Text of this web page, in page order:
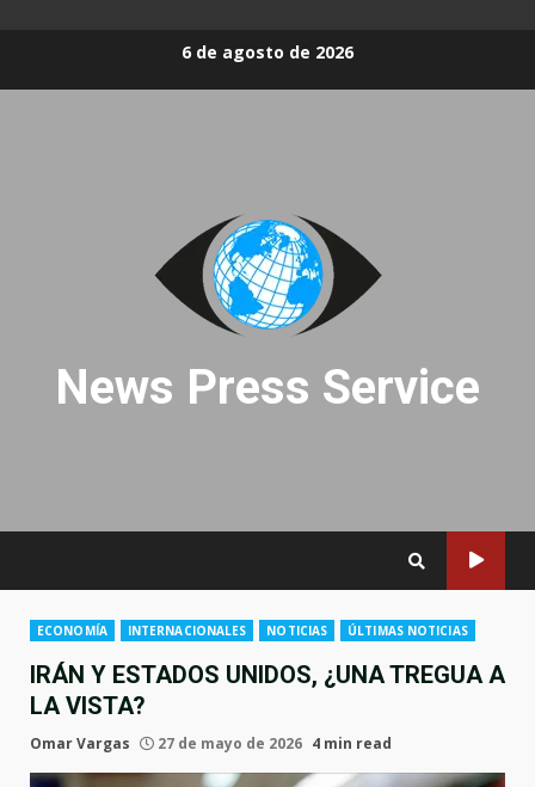
6 de agosto de 2026
News Press Service
ECONOMÍA INTERNACIONALES NOTICIAS ÚLTIMAS NOTICIAS
IRÁN Y ESTADOS UNIDOS, ¿UNA TREGUA A
LA VISTA?
Omar Vargas 27 de mayo de 2026 4 min read